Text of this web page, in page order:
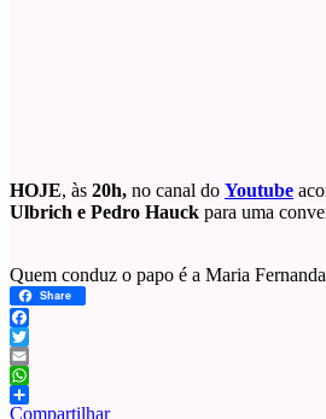
HOJE, às 20h, no canal do Youtube
Ulbrich e Pedro Hauck para uma
Quem conduz o papo é a Maria
Share
Facebook
Twitter
Email
WhatsApp
Compartilhar